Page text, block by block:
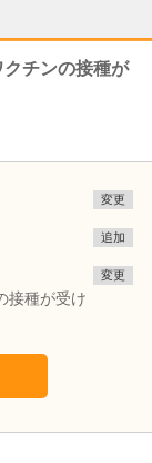
チンの接種が
変更
追加
接種が受け
変更